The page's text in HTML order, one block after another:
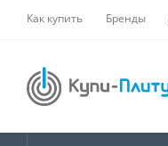
Как купить Бренды